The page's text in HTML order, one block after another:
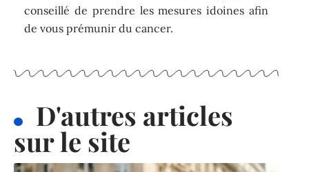
conseillé de prendre les mesures idoines afin
de vous prémunir du cancer.
D'autres articles
sur le site